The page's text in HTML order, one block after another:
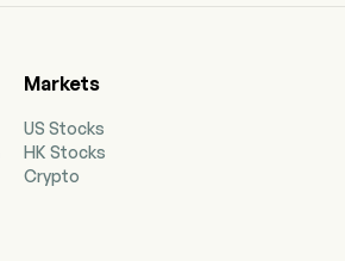
Markets
US Stocks
HK Stocks
Crypto